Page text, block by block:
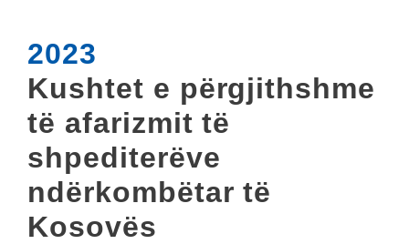
2023
Kushtet e përgjithshme
të afarizmit të
shpediterëve
ndërkombëtar të
Kosovës